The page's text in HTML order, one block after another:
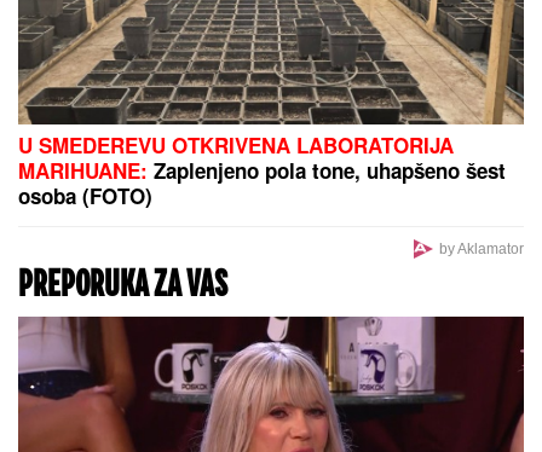
"DA TI UNIŠTIM I OVAJ BRAK, PA TE
OTERAM U DOM ZA MAJKE SA
DECOM KOJE NEMAJU ZA ŽIVOT" U
jeku pretnji ženi Slobe Radanovića,
Ana Nikolić se oglasila: "Ne govori
ništa!"